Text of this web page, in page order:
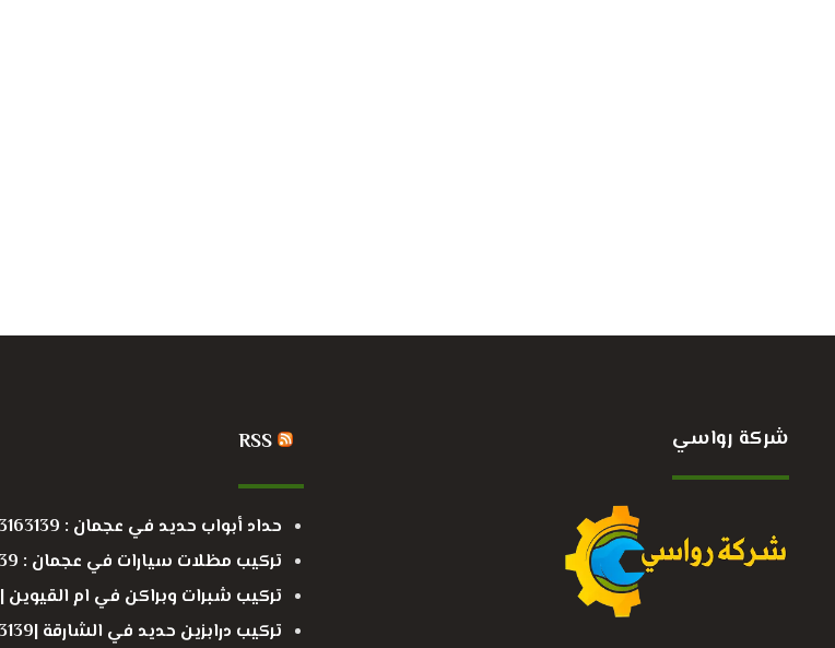
شركة رواسي RSS
حداد أبواب حديد في عجمان : 0503163139
تركيب مظلات سيارات في عجمان : 0503163139
تركيب شبرات وبراكن في ام القيوين |0503163139
تركيب درابزين حديد في الشارقة |0503163139|